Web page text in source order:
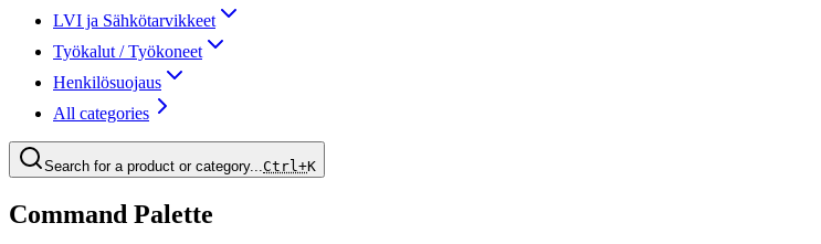
LVI ja Sähkötarvikkeet
Työkalut / Työkoneet
Henkilösuojaus
All categories
Search for a product or category... Ctrl+K
Command Palette